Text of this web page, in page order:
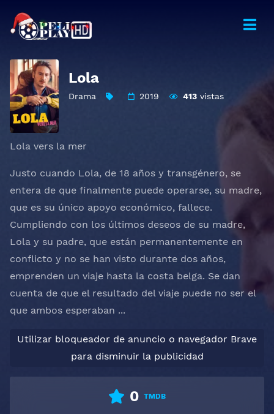
Lola
Drama 2019 413vistas
Lola vers la mer
Justo cuando Lola, de 18 años y transgénero, se
entera de que finalmente puede operarse, su madre,
que es su único apoyo económico, fallece.
Cumpliendo con los últimos deseos de su madre,
Lola y su padre, que están permanentemente en
conflicto y no se han visto durante dos años,
emprenden un viaje hasta la costa belga. Se dan
cuenta de que el resultado del viaje puede no ser el
que ambos esperaban ...
Utilizar bloqueador de anuncio o navegador Brave
para disminuir la publicidad
0 TMDB